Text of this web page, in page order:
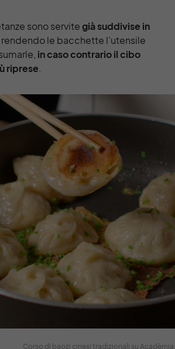
sono servitegià suddivise in
, rendendo le bacchette l’utensile
in caso contrario il cibo
riprese
Corso di baozi cinesi tradizionali su